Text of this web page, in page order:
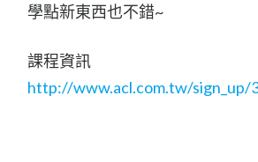
學點新東西也不錯~
課程資訊
http://www.acl.com.tw/sign_up/